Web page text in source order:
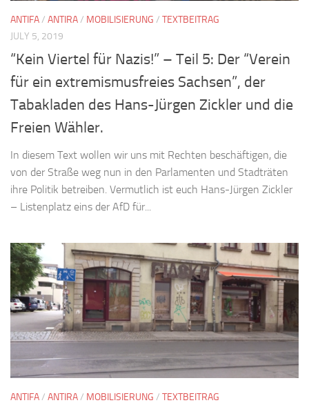
ANTIFA/ ANTIRA/ MOBILISIERUNG / TEXTBEITRAG
JULY 5, 2019
“Kein Viertel für Nazis!” – Teil 5: Der “Verein
für ein extremismusfreies Sachsen”, der
Tabakladen des Hans-Jürgen Zickler und die
Freien Wähler.
In diesem Text wollen wir uns mit Rechten beschäftigen, die
von der Straße weg nun in den Parlamenten und Stadträten
ihre Politik betreiben. Vermutlich ist euch Hans-Jürgen Zickler
– Listenplatz eins der AfD für...
ANTIFA/ ANTIRA/ MOBILISIERUNG / TEXTBEITRAG